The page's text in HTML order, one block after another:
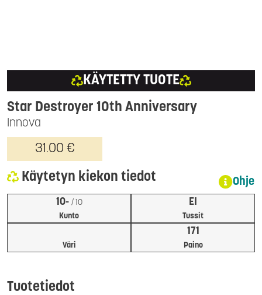
KÄYTETTY TUOTE
Innova
Star Destroyer 10th Anniversary
31.00 €
Käytetyn kiekon tiedot Ohje
Kunto
10- / 10
Tussit
EI
Väri Paino
171
Tuotetiedot